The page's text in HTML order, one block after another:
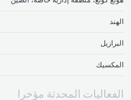
الهند
البرازيل
المكسيك
الفعاليات المحدثة مؤخرا